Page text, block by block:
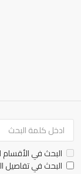
البحث في الأقسام
البحث في تفاصيل